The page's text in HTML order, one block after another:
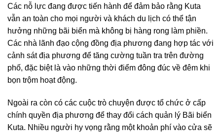
Các nỗ lực đang được tiến hành để đảm bảo rằng Kuta
vẫn an toàn cho mọi người và khách du lịch có thể tận
hưởng những bãi biển mà không bị hàng rong làm phiền.
Các nhà lãnh đạo cộng đồng địa phương đang hợp tác với
cảnh sát địa phương để tăng cường tuần tra trên đường
phố, đặc biệt là vào những thời điểm đông đúc về đêm khi
bọn trộm hoạt động.
Ngoài ra còn có các cuộc trò chuyện được tổ chức ở cấp
chính quyền địa phương để thay đổi cách quản lý Bãi biển
Kuta. Nhiều người hy vọng rằng một khoản phí vào cửa sẽ